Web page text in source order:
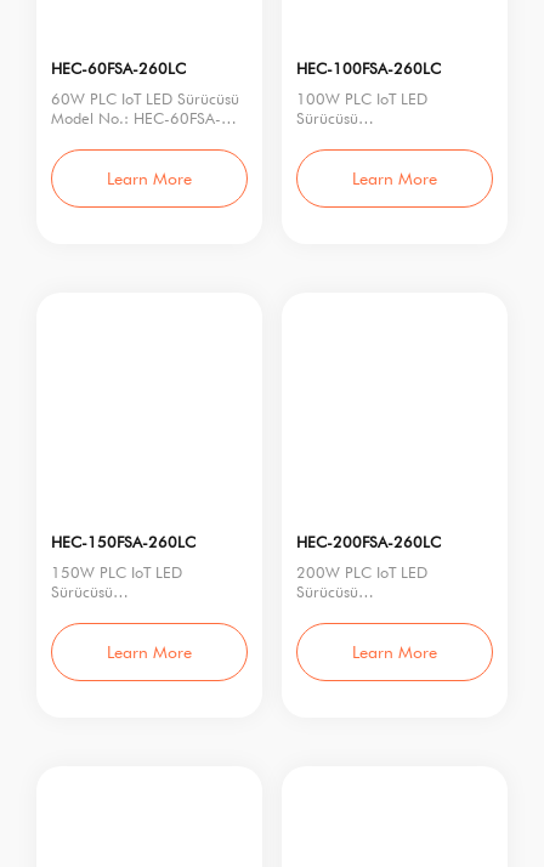
HEC-60FSA-260LC
60W PLC IoT LED Sürücüsü
Model No.: HEC-60FSA-
Nominal Güç: 60W
Giriş Gerilimi:Learn More
HEC-100FSA-260LC
100W PLC IoT LED
Sürücüsü
260LC
Nominal Güç: 100W
Giriş Gerilim
Learn More
HEC-150FSA-260LC
150W PLC IoT LED
Sürücüsü
260LC
Nominal Güç: 150W
Giriş Gerilim
Learn More
HEC-200FSA-260LC
200W PLC IoT LED
Sürücüsü
260LC
Rated Power: 200W
Input Voltage
Learn More